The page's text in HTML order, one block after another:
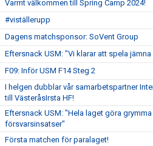
Varmt välkommen till Spring Camp 2024!
#viställerupp
Dagens matchsponsor: SoVent Group
Eftersnack USM: "Vi klarar att spela
F09: Inför USM F14 Steg 2
I helgen dubblar vår samarbetspartner
till VästeråsIrsta HF!
Eftersnack USM: "Hela laget göra grymma
försvarsinsatser"
Första matchen för paralaget!